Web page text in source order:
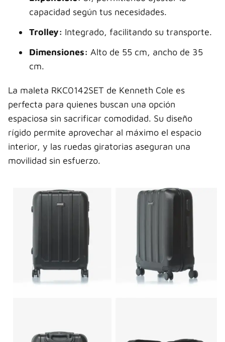
capacidad según tus necesidades.
Trolley: Integrado, facilitando su transporte.
Dimensiones: Alto de 55 cm, ancho de 35
cm.
La maleta RKC0142SET de Kenneth Cole es
perfecta para quienes buscan una opción
espaciosa sin sacrificar comodidad. Su diseño
rígido permite aprovechar al máximo el espacio
interior, y las ruedas giratorias aseguran una
movilidad sin esfuerzo.